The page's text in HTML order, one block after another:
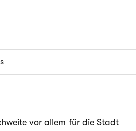
vor allem für die Stadt